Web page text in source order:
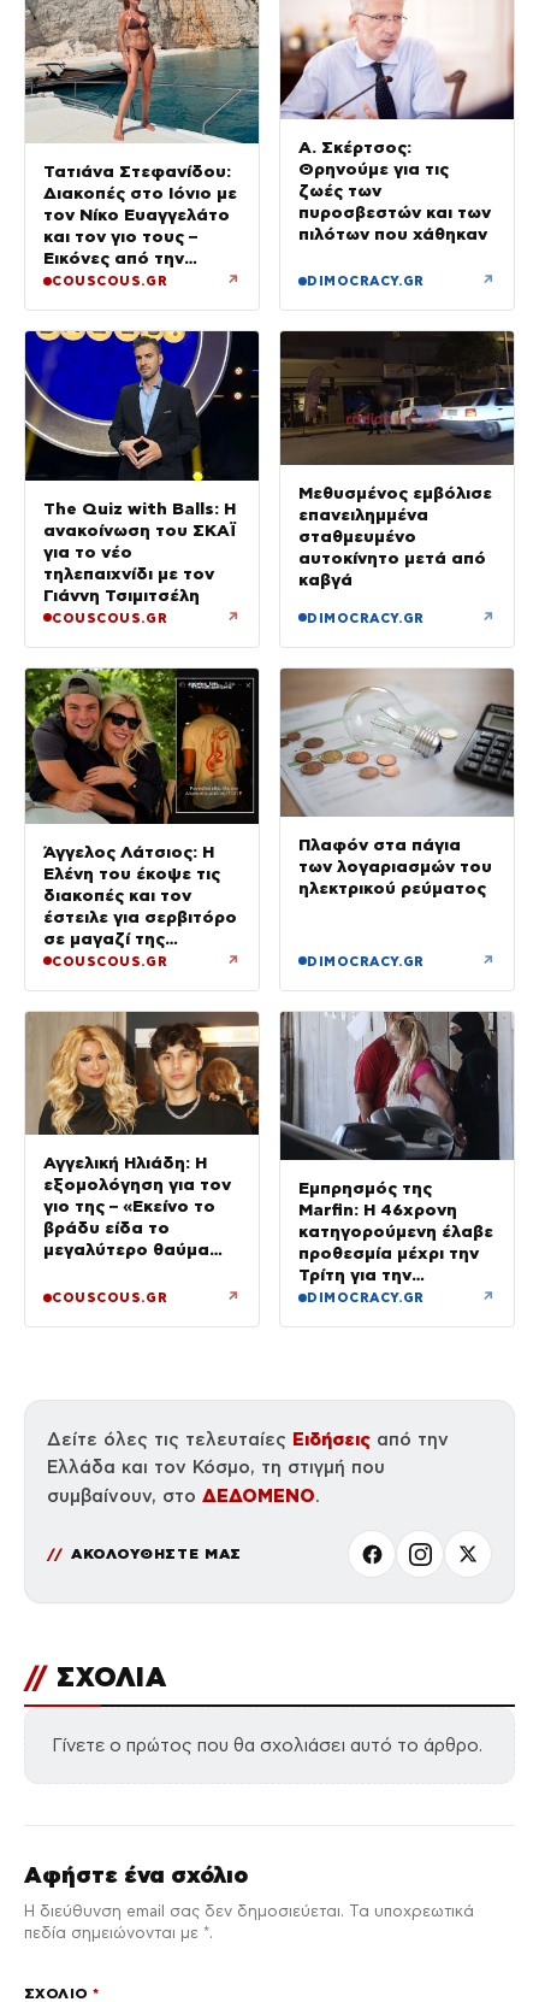
Τατιάνα Στεφανίδου:
Διακοπές στο Ιόνιο με
τον Νίκο Ευαγγελάτο
και τον γιο τους –
Εικόνες από την
Κεφαλονιά
COUSCOUS.GR ↗
Α. Σκέρτσος:
Θρηνούμε για τις
ζωές των
πυροσβεστών και των
πιλότων που χάθηκαν
DIMOCRACY.GR ↗
The Quiz with Balls: Η
ανακοίνωση του ΣΚΑΪ
για το νέο
τηλεπαιχνίδι με τον
Γιάννη Τσιμιτσέλη
COUSCOUS.GR ↗
Μεθυσμένος εμβόλισε
επανειλημμένα
σταθμευμένο
αυτοκίνητο μετά από
καβγά
DIMOCRACY.GR ↗
Άγγελος Λάτσιος: Η
Ελένη του έκοψε τις
διακοπές και τον
έστειλε για σερβιτόρο
σε μαγαζί της
Πεντέλης – Εκεί θα
COUSCOUS.GR ↗
Πλαφόν στα πάγια
των λογαριασμών του
ηλεκτρικού ρεύματος
DIMOCRACY.GR ↗
Αγγελική Ηλιάδη: Η
εξομολόγηση για τον
γιο της – «Εκείνο το
βράδυ είδα το
μεγαλύτερο θαύμα
COUSCOUS.GR ↗
Εμπρησμός της
Marfin: Η 46χρονη
κατηγορούμενη έλαβε
προθεσμία μέχρι την
Τρίτη για την
απολογία της
DIMOCRACY.GR ↗
Δείτε όλες τις τελευταίες Ειδήσεις από την
Ελλάδα και τον Κόσμο, τη στιγμή που
συμβαίνουν, στο ΔΕΔΟΜΕΝΟ.
ΑΚΟΛΟΥΘΗΣΤΕ ΜΑΣ
// ΣΧΟΛΙΑ
Γίνετε ο πρώτος που θα σχολιάσει αυτό το άρθρο.
Αφήστε ένα σχόλιο
Η διεύθυνση email σας δεν δημοσιεύεται. Τα υποχρεωτικά
πεδία σημειώνονται με *.
ΣΧΌΛΙΟ*